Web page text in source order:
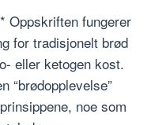
Oppskriften fungerer
for tradisjonelt brød
eller ketogen kost.
“brødopplevelse”
noe som